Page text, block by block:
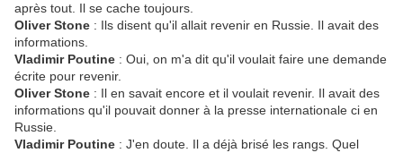
après tout. Il se cache toujours.
Oliver Stone : Ils disent qu'il allait revenir en Russie. Il avait des
informations.
Vladimir Poutine : Oui, on m'a dit qu'il voulait faire une demande
écrite pour revenir.
Oliver Stone : Il en savait encore et il voulait revenir. Il avait des
informations qu'il pouvait donner à la presse internationale ci en
Russie.
Vladimir Poutine : J'en doute. Il a déjà brisé les rangs. Quel